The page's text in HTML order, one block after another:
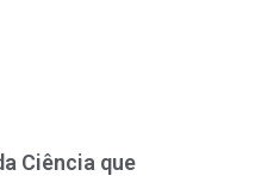
Ciência que